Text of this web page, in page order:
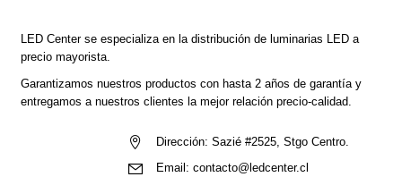
LED Centerse especializa en la distribución de luminarias LED a
precio mayorista.
Garantizamos nuestros productos con hasta 2 años de garantía y
entregamos a nuestros clientes la mejor relación precio-calidad.
Dirección: Sazié #2525, Stgo Centro.
Email: contacto@ledcenter.cl